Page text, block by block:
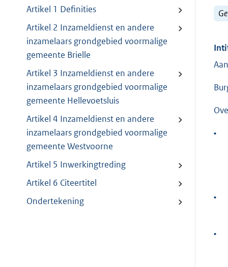
Artikel 1 Definities
Artikel 2 Inzameldienst en andere
inzamelaars grondgebied voormalige
gemeente Brielle
Artikel 3 Inzameldienst en andere
inzamelaars grondgebied voormalige
gemeente Hellevoetsluis
Artikel 4 Inzameldienst en andere
inzamelaars grondgebied voormalige
gemeente Westvoorne
Artikel 5 Inwerkingtreding
Artikel 6 Citeertitel
Ondertekening
•
•
•